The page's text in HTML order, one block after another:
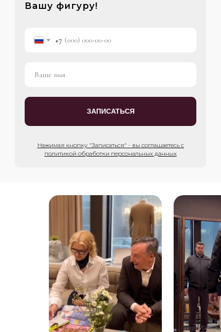
Вашу фигуру!
+7
ЗАПИСАТЬСЯ
Нажимая кнопку "Записаться" - вы соглашаетесь с
политикой обработки персональных данных